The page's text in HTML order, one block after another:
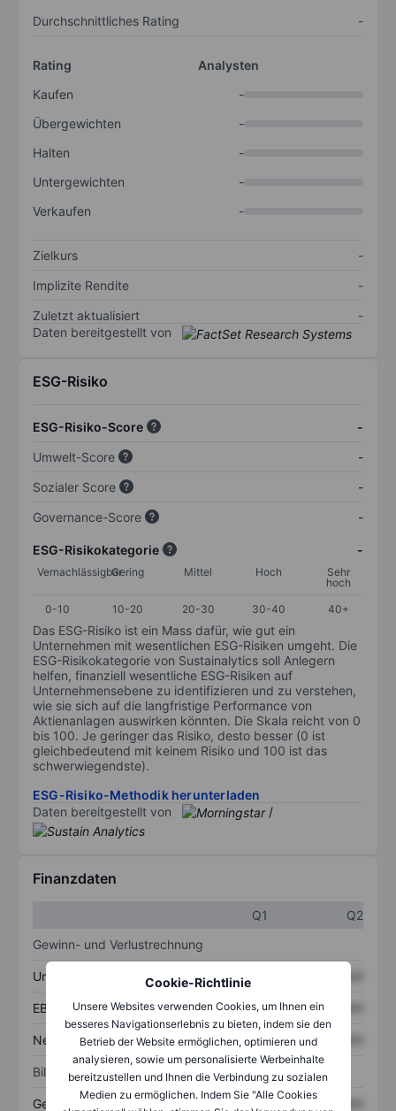
Cookie-Richtlinie
Unsere Websites verwenden Cookies, um Ihnen ein
besseres Navigationserlebnis zu bieten, indem sie den
Betrieb der Website ermöglichen, optimieren und
analysieren, sowie um personalisierte Werbeinhalte
bereitzustellen und Ihnen die Verbindung zu sozialen
Medien zu ermöglichen. Indem Sie "Alle Cookies
Durchschnittliches Rating -
Rating
Analysten
Kaufen
-
Übergewichten
-
Halten
-
Untergewichten
-
Verkaufen
-
Zielkurs
-
Implizite Rendite
-
Zuletzt aktualisiert
-
Daten bereitgestellt von
ESG-Risiko
ESG-Risiko-Score
-
Umwelt-Score
-
Sozialer Score
-
Governance-Score
-
ESG-Risikokategorie -
VernachlässigbarGering Mittel Hoch
Sehr
hoch
0-10
10-20 20-30 30-40 40+
Das ESG-Risiko ist ein Mass dafür, wie gut ein
Unternehmen mit wesentlichen ESG-Risiken umgeht. Die
ESG-Risikokategorie von Sustainalytics soll Anlegern
helfen, finanziell wesentliche ESG-Risiken auf
Unternehmensebene zu identifizieren und zu verstehen,
wie sie sich auf die langfristige Performance von
Aktienanlagen auswirken könnten. Die Skala reicht von 0
bis 100. Je geringer das Risiko, desto besser (0 ist
gleichbedeutend mit keinem Risiko und 100 ist das
schwerwiegendste).
ESG-Risiko-Methodik herunterladen
Daten bereitgestellt von
/
Finanzdaten
Q1
Q2
Gewinn- und Verlustrechnung
Umsatz XXXXXXX
EBITDA XXXXXXX XXXXXXX
Nettoeinkommen XXXXXXX XXXXXXX
Bilanz
Gesamtvermögen XXXXXXX XXXXXXX